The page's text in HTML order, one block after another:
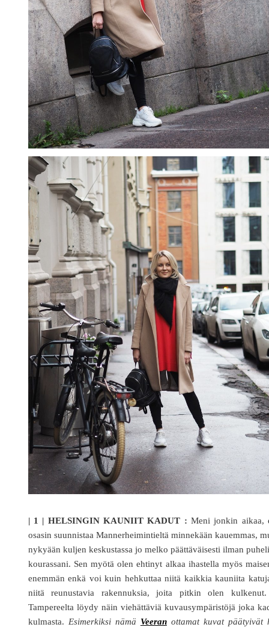
| 1 | HELSINGIN KAUNIIT KADUT : Meni jonkin aikaa,
osasin suunnistaa Mannerheimintieltä minnekään kauemmas,
nykyään kuljen keskustassa jo melko päättäväisesti ilman
kourassani. Sen myötä olen ehtinyt alkaa ihastella myös
enemmän enkä voi kuin hehkuttaa niitä kaikkia kauniita
niitä reunustavia rakennuksia, joita pitkin olen
Tampereelta löydy näin viehättäviä kuvausympäristöjä joka
kulmasta. Esimerkiksi nämä Veeranottamat kuvat päätyivät